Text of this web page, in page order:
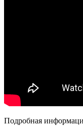
Подробная